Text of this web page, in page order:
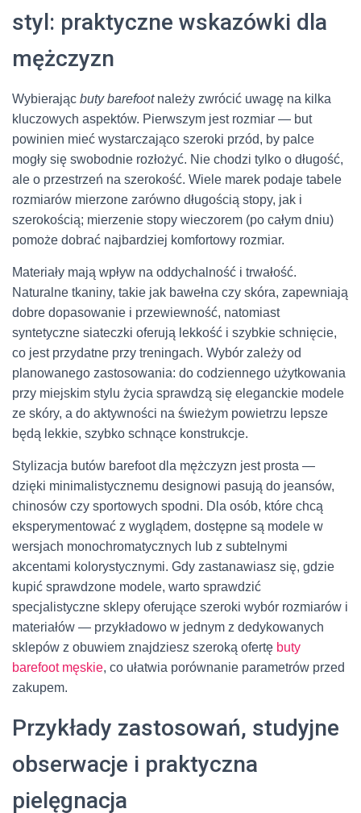
styl: praktyczne wskazówki dla
mężczyzn
Wybierając buty barefootnależy zwrócić uwagę na kilka
kluczowych aspektów. Pierwszym jest rozmiar — but
powinien mieć wystarczająco szeroki przód, by palce
mogły się swobodnie rozłożyć. Nie chodzi tylko o długość,
ale o przestrzeń na szerokość. Wiele marek podaje tabele
rozmiarów mierzone zarówno długością stopy, jak i
szerokością; mierzenie stopy wieczorem (po całym dniu)
pomoże dobrać najbardziej komfortowy rozmiar.
Materiały mają wpływ na oddychalność i trwałość.
Naturalne tkaniny, takie jak bawełna czy skóra, zapewniają
dobre dopasowanie i przewiewność, natomiast
syntetyczne siateczki oferują lekkość i szybkie schnięcie,
co jest przydatne przy treningach. Wybór zależy od
planowanego zastosowania: do codziennego użytkowania
przy miejskim stylu życia sprawdzą się eleganckie modele
ze skóry, a do aktywności na świeżym powietrzu lepsze
będą lekkie, szybko schnące konstrukcje.
Stylizacja butów barefoot dla mężczyzn jest prosta —
dzięki minimalistycznemu designowi pasują do jeansów,
chinosów czy sportowych spodni. Dla osób, które chcą
eksperymentować z wyglądem, dostępne są modele w
wersjach monochromatycznych lub z subtelnymi
akcentami kolorystycznymi. Gdy zastanawiasz się, gdzie
kupić sprawdzone modele, warto sprawdzić
specjalistyczne sklepy oferujące szeroki wybór rozmiarów i
materiałów — przykładowo w jednym z dedykowanych
sklepów z obuwiem znajdziesz szeroką ofertę buty
barefoot męskie, co ułatwia porównanie parametrów przed
zakupem.
Przykłady zastosowań, studyjne
obserwacje i praktyczna
pielęgnacja